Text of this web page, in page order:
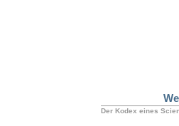
Der Kodex eines